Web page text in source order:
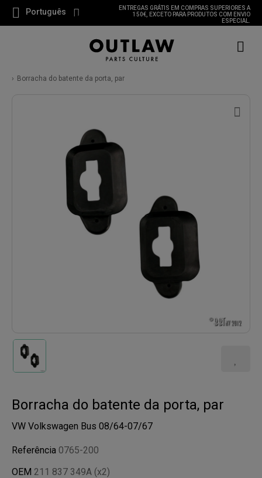
Português
ENTREGAS GRÁTIS EM COMPRAS SUPERIORES A
150€, EXCETO PARA PRODUTOS COM ENVIO
ESPECIAL.
Borracha do batente da porta, par
Borracha do batente da porta, par
VW Volkswagen Bus 08/64-07/67
Referência 0765-200
OEM 211 837 349A (x2)